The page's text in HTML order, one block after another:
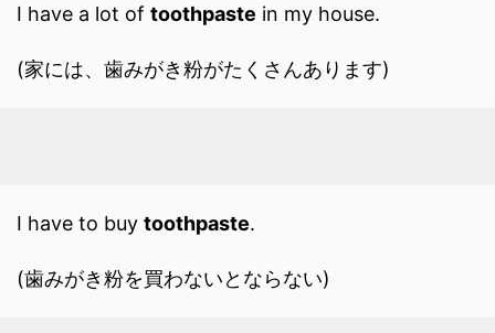
I have a lot of toothpaste in my house.
(家には、歯みがき粉がたくさんあります)
I have to buy toothpaste.
(歯みがき粉を買わないとならない)